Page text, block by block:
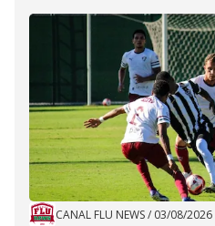
CANAL FLU NEWS/ 03/08/2026